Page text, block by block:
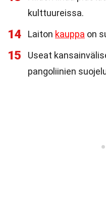
kulttuureissa.
14 Laiton kauppa on
15
Useat
pangoliinien